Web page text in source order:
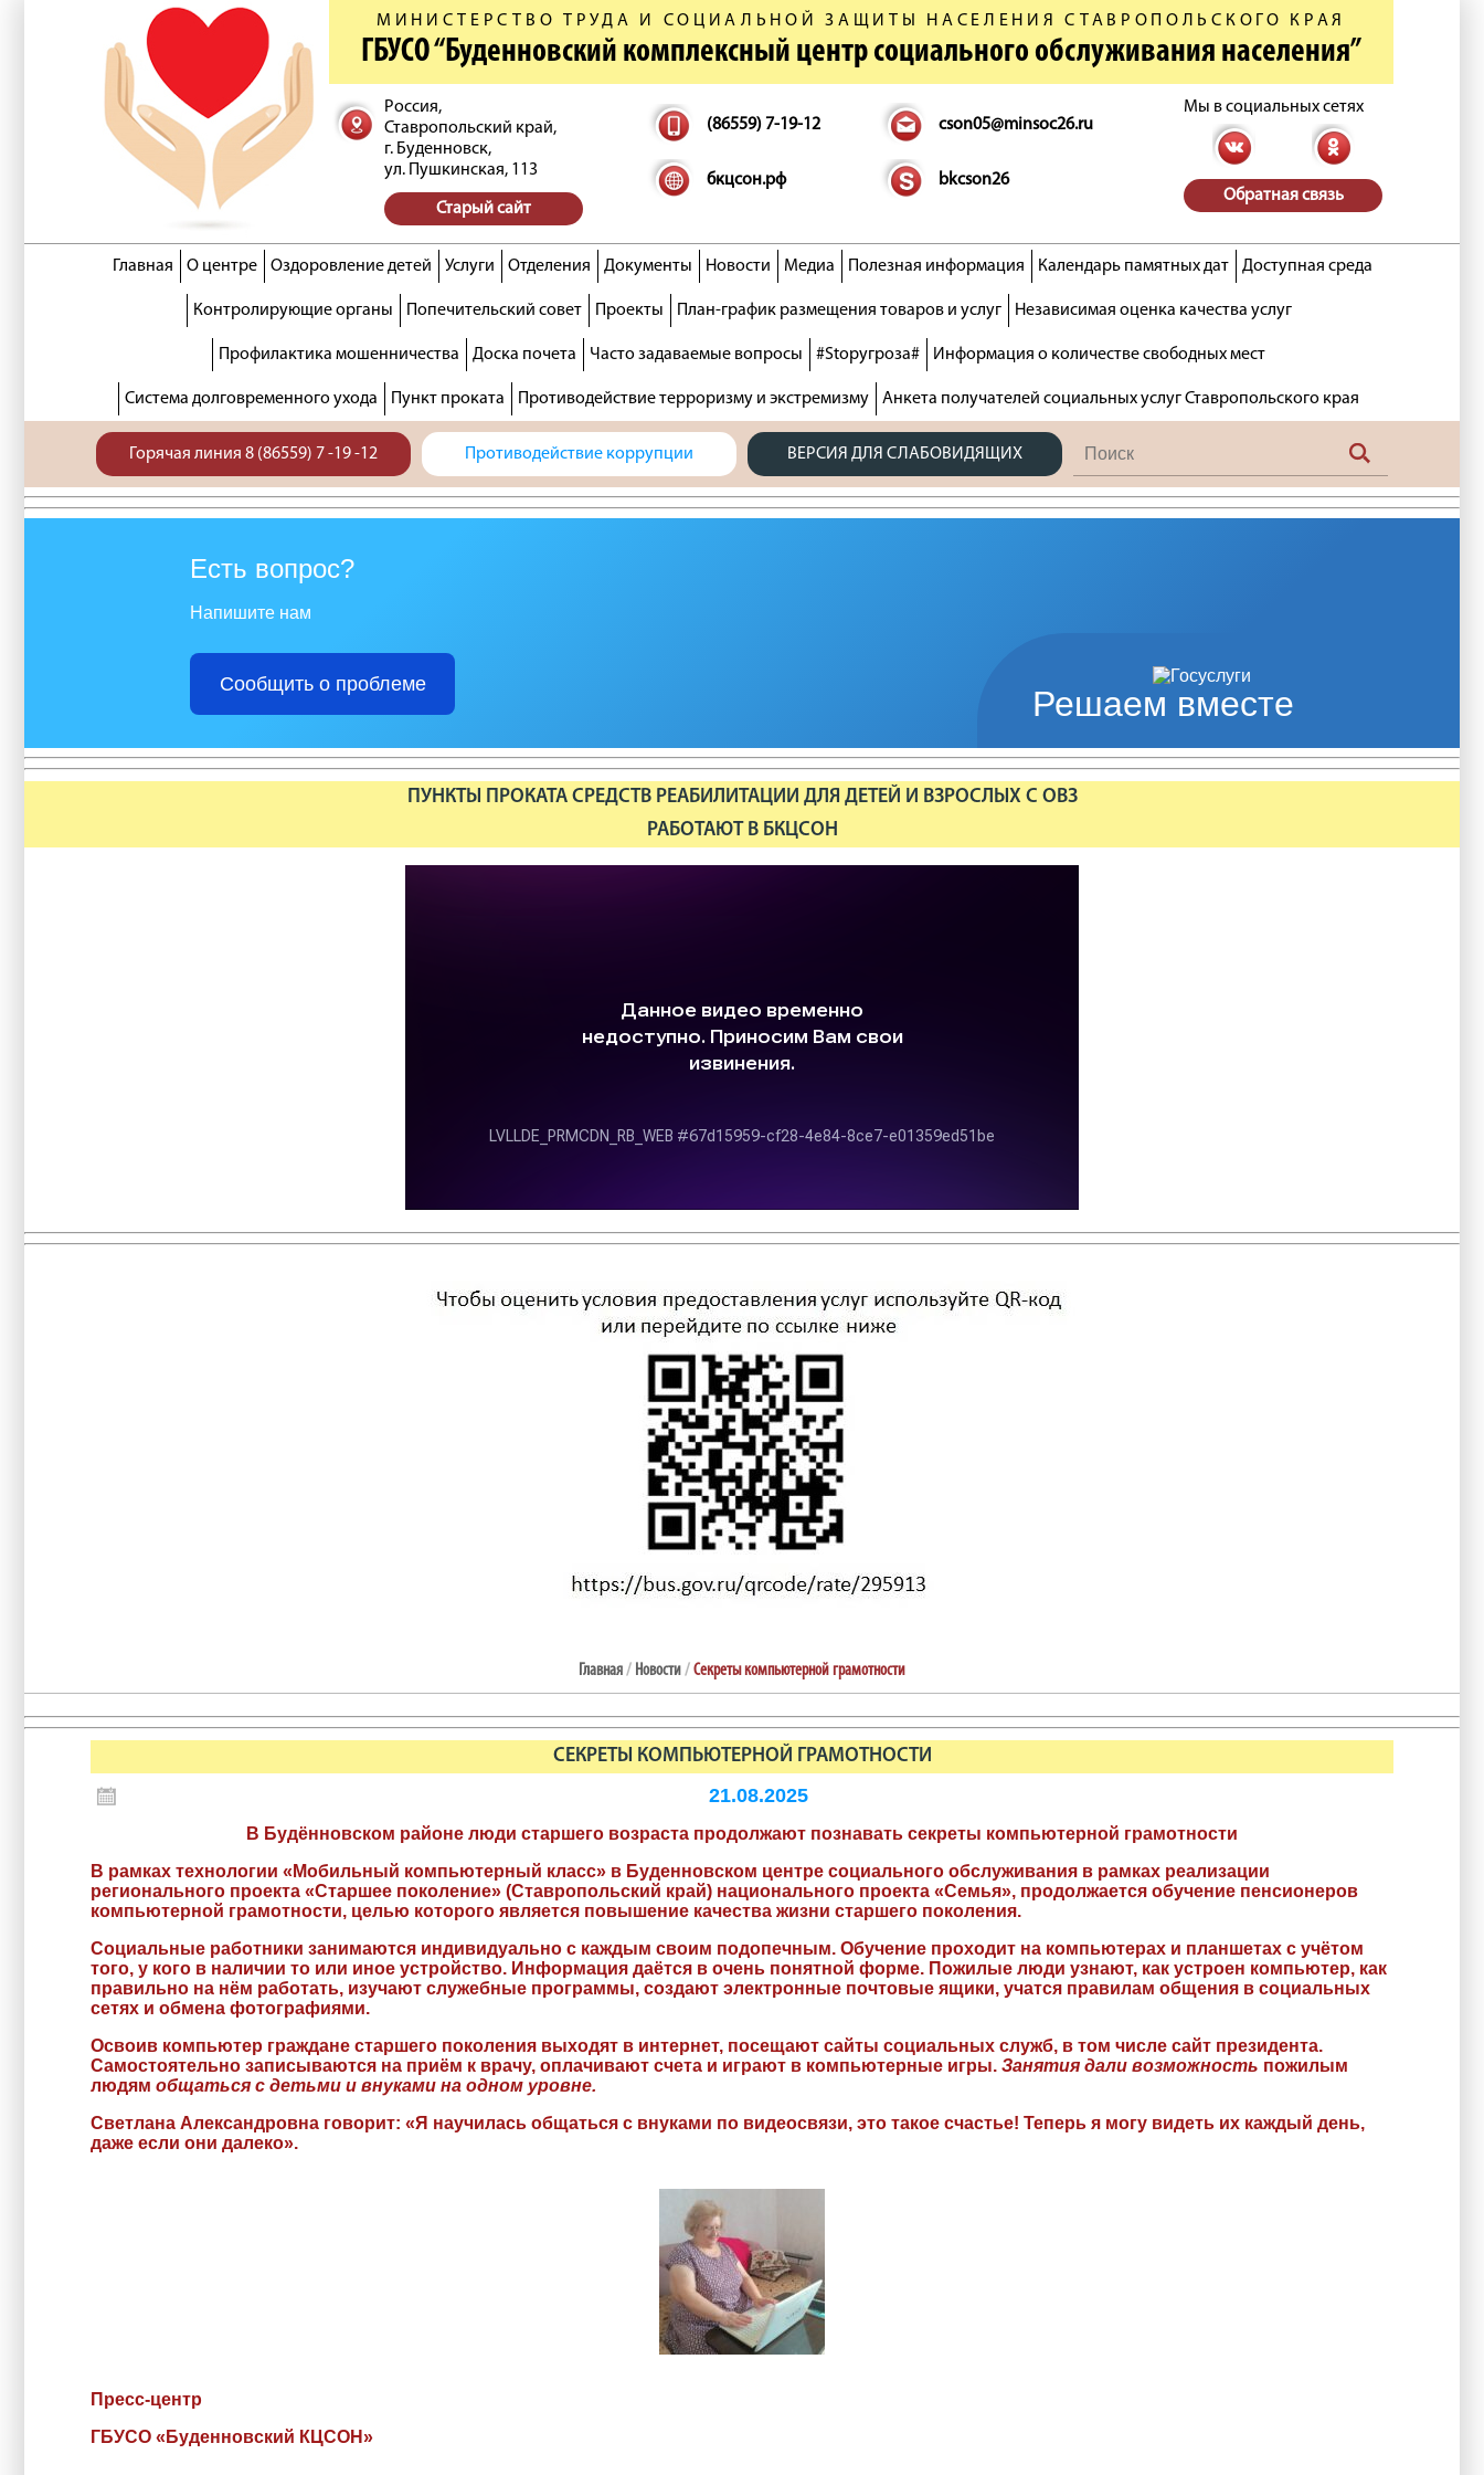
МИНИСТЕРСТВО ТРУДА И СОЦИАЛЬНОЙ ЗАЩИТЫ НАСЕЛЕНИЯ СТАВРОПОЛЬСКОГО КРАЯ
ГБУСО “Буденновский комплексный центр социального обслуживания населения”
Россия,
Ставропольский край,
г. Буденновск,
ул. Пушкинская, 113
Старый сайт
(86559) 7-19-12 cson05@minsoc26.ru
бкцсон.рф bkcson26
Мы в социальных сетях
Обратная связь
Главная О центре Оздоровление детей Услуги Отделения Документы Новости Медиа Полезная информация Календарь памятных дат Доступная среда
Контролирующие органы Попечительский совет Проекты План-график размещения товаров и услуг Независимая оценка качества услуг
Профилактика мошенничества Доска почета Часто задаваемые вопросы #Stopугроза# Информация о количестве свободных мест
Система долговременного ухода Пункт проката Противодействие терроризму и экстремизму Анкета получателей социальных услуг Ставропольского края
Горячая линия 8 (86559) 7 -19 -12 Противодействие коррупции ВЕРСИЯ ДЛЯ СЛАБОВИДЯЩИХ
Решаем вместе
Есть вопрос?
Напишите нам
Сообщить о проблеме
ПУНКТЫ ПРОКАТА СРЕДСТВ РЕАБИЛИТАЦИИ ДЛЯ ДЕТЕЙ И ВЗРОСЛЫХ С ОВЗ
РАБОТАЮТ В БКЦСОН
Главная/ Новости/Секреты компьютерной грамотности
СЕКРЕТЫ КОМПЬЮТЕРНОЙ ГРАМОТНОСТИ
21.08.2025
В Будённовском районе люди старшего возраста продолжают познавать секреты компьютерной грамотности
В рамках технологии «Мобильный компьютерный класс» в Буденновском центре социального обслуживания в рамках реализации
регионального проекта «Старшее поколение» (Ставропольский край) национального проекта «Семья», продолжается обучение пенсионеров
компьютерной грамотности, целью которого является повышение качества жизни старшего поколения.
Социальные работники занимаются индивидуально с каждым своим подопечным. Обучение проходит на компьютерах и планшетах с учётом
того, у кого в наличии то или иное устройство. Информация даётся в очень понятной форме. Пожилые люди узнают, как устроен компьютер, как
правильно на нём работать, изучают служебные программы, создают электронные почтовые ящики, учатся правилам общения в социальных
сетях и обмена фотографиями.
Освоив компьютер граждане старшего поколения выходят в интернет, посещают сайты социальных служб, в том числе сайт президента.
Самостоятельно записываются на приём к врачу, оплачивают счета и играют в компьютерные игры. Занятия дали возможность пожилым
людям общаться с детьми и внуками на одном уровне.
Светлана Александровна говорит: «Я научилась общаться с внуками по видеосвязи, это такое счастье! Теперь я могу видеть их каждый день,
даже если они далеко».
Пресс-центр
ГБУСО «Буденновский КЦСОН»